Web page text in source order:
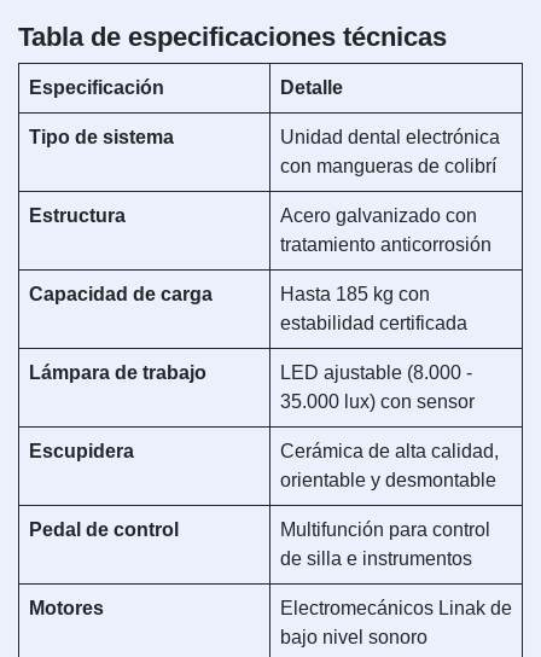
Tabla de especificaciones técnicas
Especificación Detalle
Tipo de sistema
Unidad dental electrónica
con mangueras de colibrí
Estructura
Acero galvanizado con
tratamiento anticorrosión
Capacidad de carga
Hasta 185 kg con
estabilidad certificada
Lámpara de trabajo
LED ajustable (8.000 -
35.000 lux) con sensor
Escupidera
Cerámica de alta calidad,
orientable y desmontable
Pedal de control
Multifunción para control
de silla e instrumentos
Motores
Electromecánicos Linak de
bajo nivel sonoro